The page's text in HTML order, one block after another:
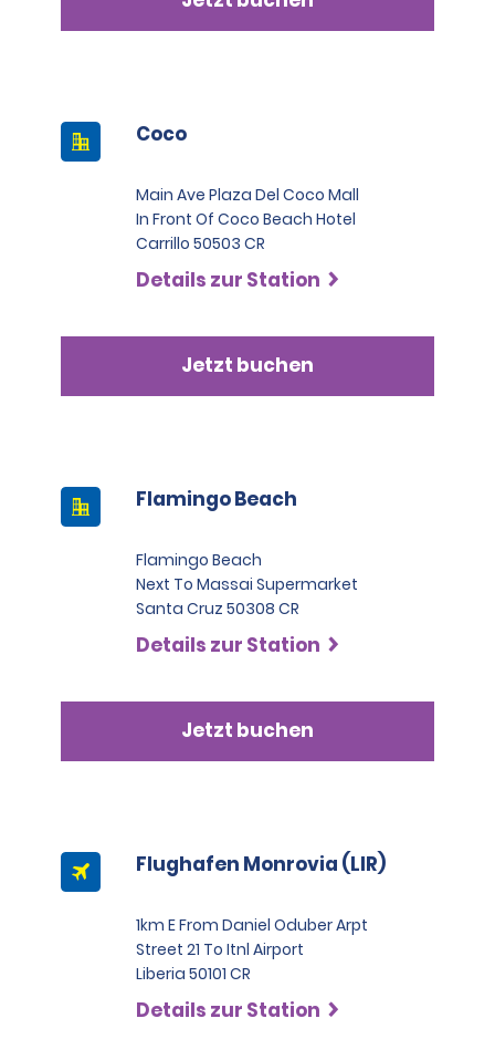
Coco
Main Ave Plaza Del Coco Mall
In Front Of Coco Beach Hotel
Carrillo 50503 CR
Details zur Station
Jetzt buchen
Flamingo Beach
Flamingo Beach
Next To Massai Supermarket
Santa Cruz 50308 CR
Details zur Station
Jetzt buchen
Flughafen Monrovia (LIR)
1km E From Daniel Oduber Arpt
Street 21 To Itnl Airport
Liberia 50101 CR
Details zur Station